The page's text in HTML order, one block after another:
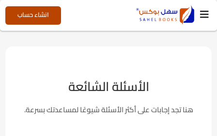
انشاء حساب
الأسئلة الشائعة
هنا تجد إجابات على أكثر الأسئلة شيوعًا لمساعدتك بسرعة.